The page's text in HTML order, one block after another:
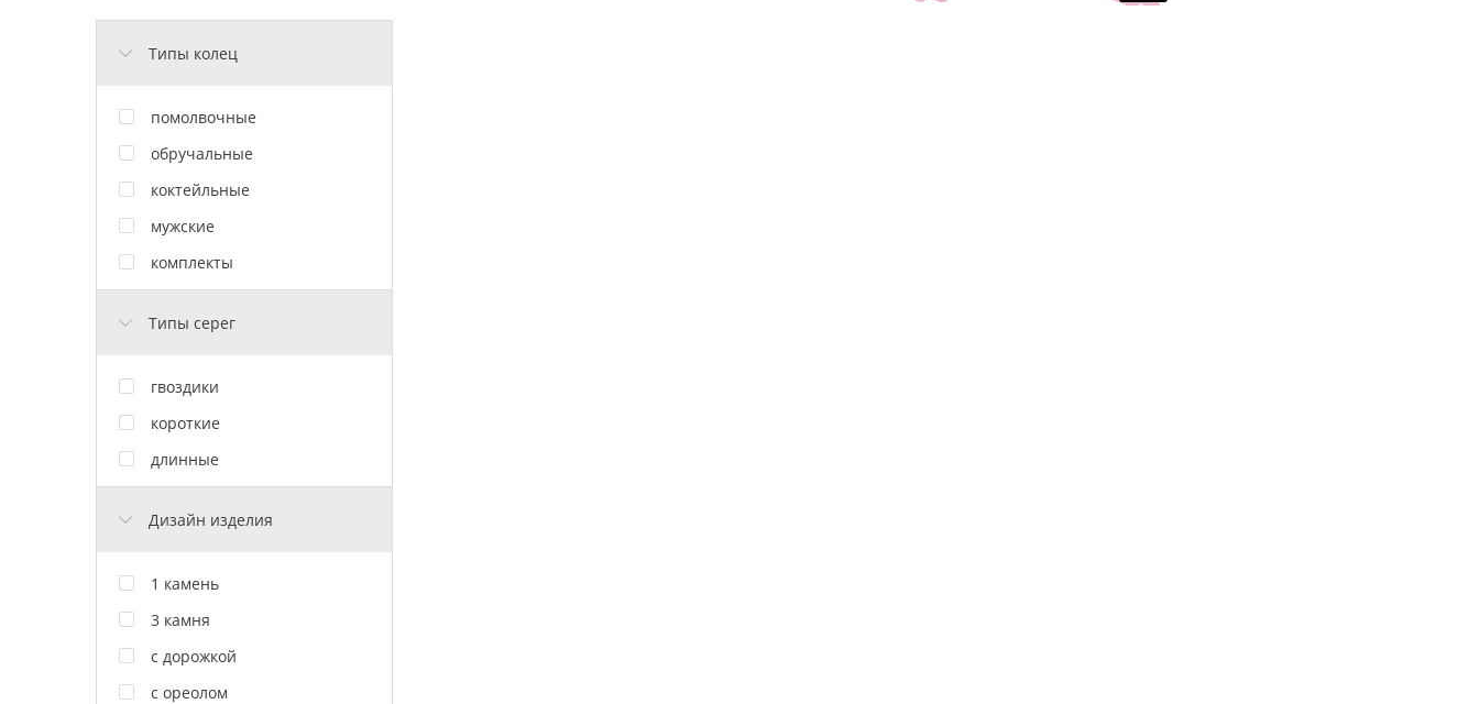
Типы колец
помолвочные
обручальные
коктейльные
мужские
комплекты
Типы серег
гвоздики
короткие
длинные
Дизайн изделия
1 камень
3 камня
с дорожкой
с ореолом